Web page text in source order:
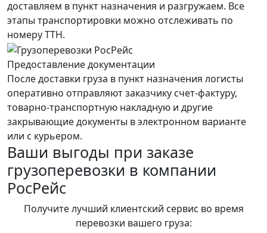
доставляем в пункт назначения и разгружаем. Все
этапы транспортировки можно отслеживать по
номеру ТТН.
Предоставление документации
После доставки груза в пункт назначения логисты
оперативно отправляют заказчику счет-фактуру,
товарно-транспортную накладную и другие
закрывающие документы в электронном варианте
или с курьером.
Ваши выгоды при заказе
грузоперевозки в компании
РосРейс
Получите лучший клиентский сервис во время
перевозки вашего груза: